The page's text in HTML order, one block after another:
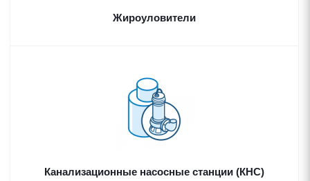
Жироуловители
Канализационные насосные станции (КНС)